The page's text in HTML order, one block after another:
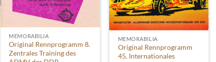
MEMORABILIA
Original Rennprogramm 8.
Zentrales Training des
MEMORABILIA
Original Rennprogramm
45. Internationales